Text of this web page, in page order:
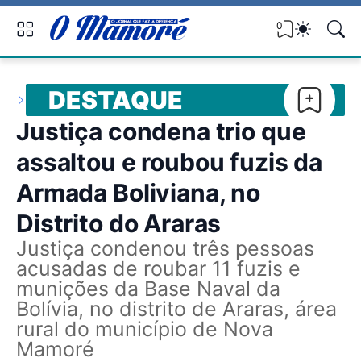
0
DESTAQUE
Justiça condena trio que
assaltou e roubou fuzis da
Armada Boliviana, no
Distrito do Araras
Justiça condenou três pessoas
acusadas de roubar 11 fuzis e
munições da Base Naval da
Bolívia, no distrito de Araras, área
rural do município de Nova
Mamoré